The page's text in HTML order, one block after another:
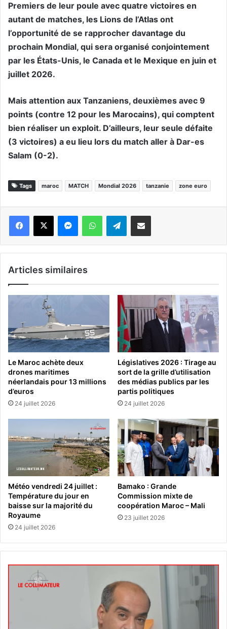
Premiers de leur poule avec quatre victoires en
autant de matches, les Lions de l’Atlas ont
l’opportunité de se rapprocher davantage du
prochain Mondial, qui sera organisé conjointement
par les États-Unis, le Canada et le Mexique en juin et
juillet 2026.
Mais attention aux Tanzaniens, deuxièmes avec 9
points (contre 12 pour les Marocains), qui comptent
bien réaliser un exploit. D’ailleurs, leur seule défaite
(3 victoires) a eu lieu lors du match aller à Dar-es
Salam (0-2).
Tags maroc MATCH Mondial 2026 tanzanie zone euro
WhatsApp Telegram
Articles similaires
Le Maroc achète deux
drones maritimes
néerlandais pour 13 millions
d’euros
24 juillet 2026
Législatives 2026 : Tirage au
sort de la grille d’utilisation
des médias publics par les
partis politiques
24 juillet 2026
Météo vendredi 24 juillet :
Température du jour en
baisse sur la majorité du
Royaume
24 juillet 2026
Bamako : Grande
Commission mixte de
coopération Maroc – Mali
23 juillet 2026